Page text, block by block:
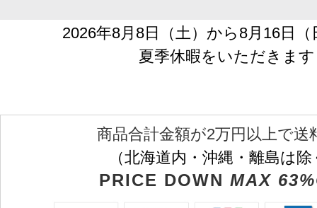
2026年8月8日（土）から8月16日
夏季休暇をいただきます
商品合計金額が2万円以上で送
（北海道内・沖縄・離島は
PRICE DOWN MAX